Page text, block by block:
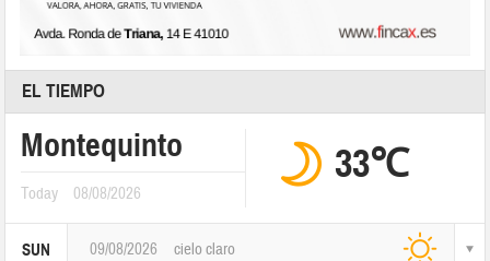
EL TIEMPO
Montequinto
Today 08/08/2026
33℃
SUN 09/08/2026 cielo claro